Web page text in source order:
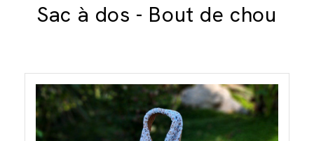
Sac à dos - Bout de chou